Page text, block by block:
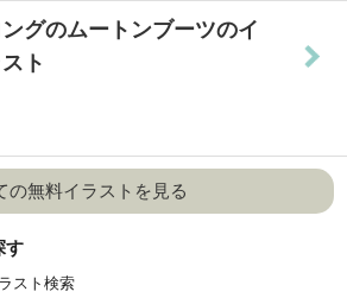
ングのムートンブーツのイ
ト
の無料イラストを見る
す
スト検索